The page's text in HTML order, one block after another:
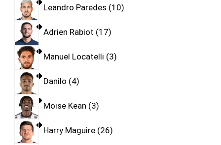
Leandro Paredes 10
Adrien Rabiot 17
Manuel Locatelli 3
Danilo 4
Moise Kean 3
Harry Maguire 26